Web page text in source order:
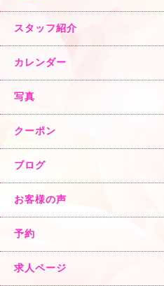
スタッフ紹介
カレンダー
写真
クーポン
ブログ
お客様の声
予約
求人ページ